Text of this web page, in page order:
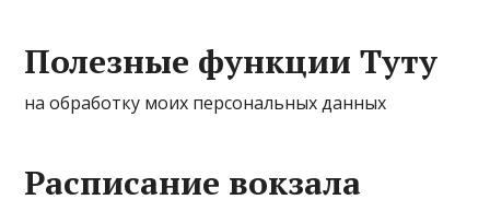
Полезные функции Туту
на обработку моих персональных данных
Расписание вокзала